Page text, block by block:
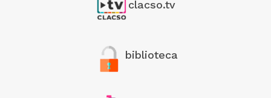
clacso.tv
biblioteca